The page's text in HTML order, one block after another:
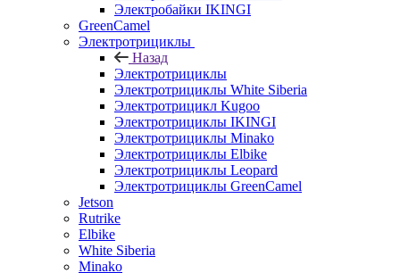
Электробайки IKINGI
GreenCamel
Электротрициклы
Назад
Электротрициклы
Электротрициклы White Siberia
Электротрицикл Kugoo
Электротрициклы IKINGI
Электротрициклы Minako
Электротрициклы Elbike
Электротрициклы Leopard
Электротрициклы GreenCamel
Jetson
Rutrike
Elbike
White Siberia
Minako